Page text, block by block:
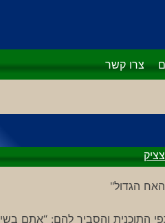
צרו קשר
הגדול"